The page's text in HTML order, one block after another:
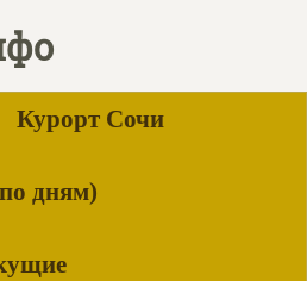
Курорт Сочи
дням)